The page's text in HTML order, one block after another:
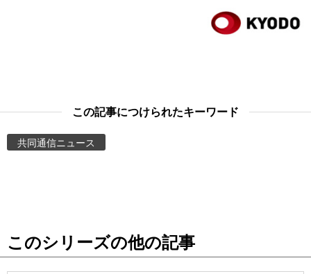
東京
この記事につけられたキーワード
共同通信ニュース
このシリーズの他の記事